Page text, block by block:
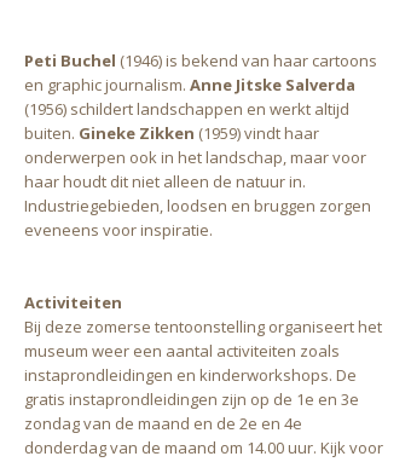
Peti Buchel (1946) is bekend van haar cartoons
en graphic journalism. Anne Jitske Salverda
(1956) schildert landschappen en werkt altijd
buiten. Gineke Zikken (1959) vindt haar
onderwerpen ook in het landschap, maar voor
haar houdt dit niet alleen de natuur in.
Industriegebieden, loodsen en bruggen zorgen
eveneens voor inspiratie.
Activiteiten
Bij deze zomerse tentoonstelling organiseert het
museum weer een aantal activiteiten zoals
instaprondleidingen en kinderworkshops. De
gratis instaprondleidingen zijn op de 1e en 3e
zondag van de maand en de 2e en 4e
donderdag van de maand om 14.00 uur. Kijk voor